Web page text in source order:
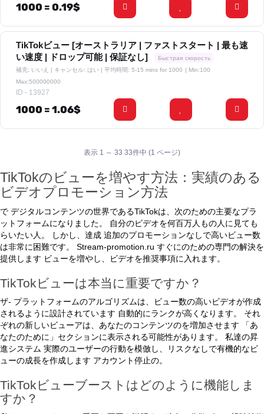
1000 = 0.19$
TikTokビュー [オーストラリア | ファストスタート | 最も速
い速度 | ドロップ可能 | 保証なし]
Быстрая скорость
補充: いいえ | キャンセル: はい | 平均時間: 5-15 mins for 1000 | Min:100
Max:500000000
ID - 13927
1000 = 1.06$
表示 1 ～ 33 33件中 (1 ページ)
TikTokのビューを増やす方法：実績のある
ビデオプロモーション方法
で デジタルコンテンツの世界であるTikTokは、次のための主要なプラ
ットフォームになりました。 自分のビデオを何百万人もの人に見ても
らいたい人。 しかし、達成 追加のプロモーションなしで高いビュー数
は非常に困難です。 Stream-promotion.ru すぐにのための専門の解決を
提供します ビューを増やし、ビデオを推奨事項に入れます。
TikTokビューは本当に重要ですか？
ザ- プラットフォームのアルゴリズムは、ビュー数の高いビデオが作成
されるように設計されています 自動的にランクが高くなります。 それ
ぞれの新しいビューアは、あなたのコンテンツのを増加させます 「あ
なたのために」セクションに表示される可能性があります。 私達の昇
進システム 実際のユーザーの行動を模倣し、リスクなしで有機的なビ
ューの成長を作成します アカウント停止の。
TikTokビューブーストはどのように機能しま
すか？